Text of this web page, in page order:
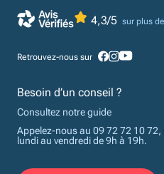
4,3/5 sur plus
Retrouvez-nous sur
Besoin d’un conseil ?
Consultez notre guide
Appelez-nous au 09 72 72 10
lundi au vendredi de 9h à 19h.